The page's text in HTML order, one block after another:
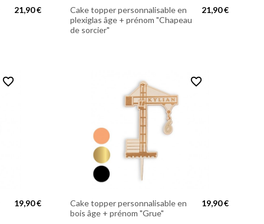
21,90 €
Cake topper personnalisable en
plexiglas âge + prénom "Chapeau
de sorcier"
21,90 €
favorite_border
19,90 €
favorite_border
Cake topper personnalisable en
bois âge + prénom "Grue"
19,90 €